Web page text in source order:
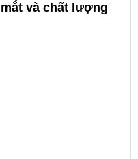
và chất lượng